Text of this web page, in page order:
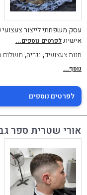
עסק משפחתי לייצור
אישיתלפרטים נוספים...
חנות צעצועים, נגריה, תשלום
נוסף...
לפרטים נוספים
אורי שטרית ספר